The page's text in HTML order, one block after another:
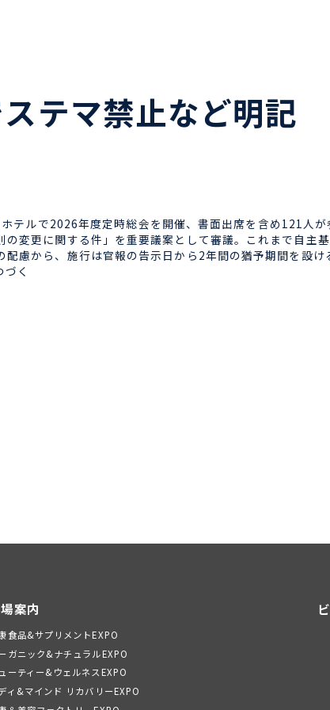
テマ禁止など明記
ルで2026年度定時総会を開催、書面出席を含め121人
変更に関する件」を重要議案として審議。これまで自主
慮から、施行は官報の告示日から2年間の猶予期間を設
く
案内
食品&サプリメントEXPO
ガニック&ナチュラルEXPO
ーティー&ウェルネスEXPO
ィ&マインド リカバリーEXPO